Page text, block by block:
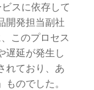
スに依存して
開発担当副社
このプロセス
遅延が発生し
れており、あ
のでした。